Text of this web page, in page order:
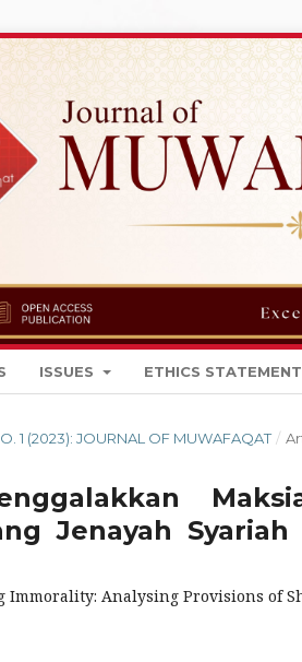
ISSUES ETHICS STATEMENT
1 (2023): JOURNAL OF MUWAFAQAT /
Jenayah
Immorality: Analysing Provisions of